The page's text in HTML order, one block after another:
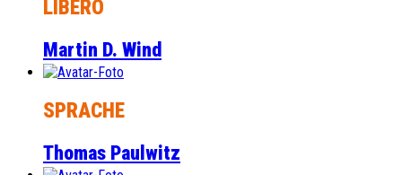
LIBERO
Martin D. Wind
SPRACHE
Thomas Paulwitz